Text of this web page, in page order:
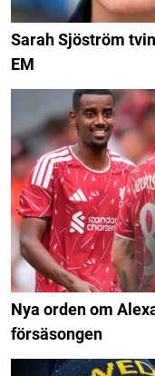
Sarah Sjöström
EM
Nya orden om
försäsongen